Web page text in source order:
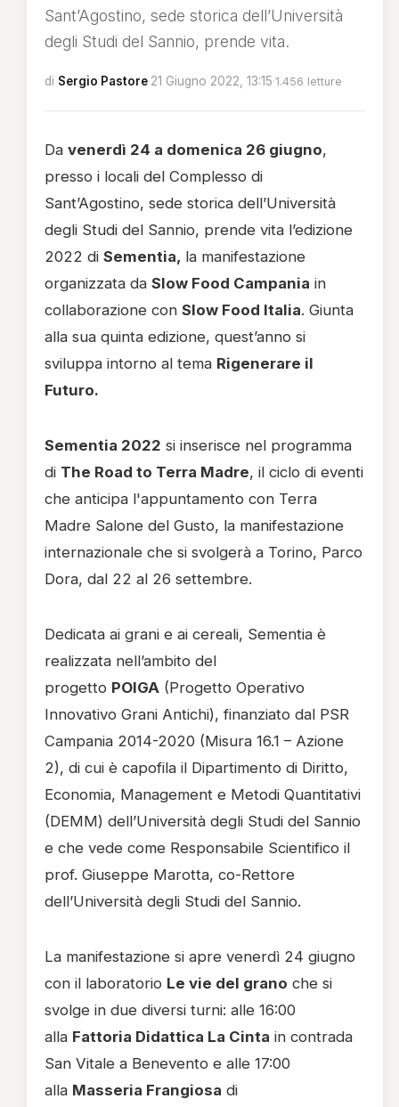
Sant’Agostino, sede storica dell’Università
degli Studi del Sannio, prende vita.
di Sergio Pastore·21 Giugno 2022, 13:15·1.456 letture
Da venerdì 24 a domenica 26 giugno,
presso i locali del Complesso di
Sant’Agostino, sede storica dell’Università
degli Studi del Sannio, prende vita l’edizione
2022 di Sementia, la manifestazione
organizzata da Slow Food Campania in
collaborazione con Slow Food Italia. Giunta
alla sua quinta edizione, quest’anno si
sviluppa intorno al tema Rigenerare il
Futuro.
Sementia 2022 si inserisce nel programma
di The Road to Terra Madre, il ciclo di eventi
che anticipa l'appuntamento con Terra
Madre Salone del Gusto, la manifestazione
internazionale che si svolgerà a Torino, Parco
Dora, dal 22 al 26 settembre.
Dedicata ai grani e ai cereali, Sementia è
realizzata nell’ambito del
progetto POIGA (Progetto Operativo
Innovativo Grani Antichi), finanziato dal PSR
Campania 2014-2020 (Misura 16.1 – Azione
2), di cui è capofila il Dipartimento di Diritto,
Economia, Management e Metodi Quantitativi
(DEMM) dell’Università degli Studi del Sannio
e che vede come Responsabile Scientifico il
prof. Giuseppe Marotta, co-Rettore
dell’Università degli Studi del Sannio.
La manifestazione si apre venerdì 24 giugno
con il laboratorio Le vie del grano che si
svolge in due diversi turni: alle 16:00
alla Fattoria Didattica La Cinta in contrada
San Vitale a Benevento e alle 17:00
alla Masseria Frangiosa di